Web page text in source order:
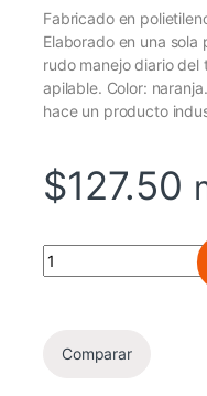
Fabricado en
Elaborado en una
rudo manejo diario
apilable. Color:
hace un producto
$127.50
Cono Stark Naranja
Comparar